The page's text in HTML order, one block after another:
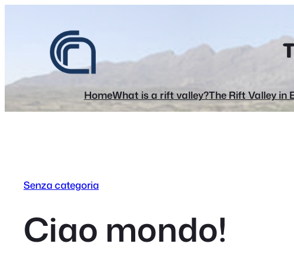
HomeWhat is a rift valley?The Rift Valley in
Senza categoria
Ciao mondo!